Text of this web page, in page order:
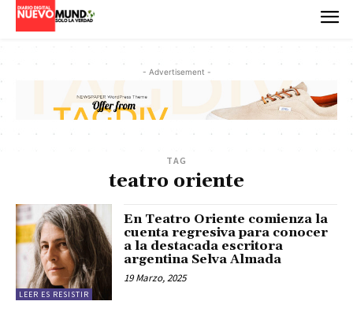
- Advertisement -
TAG
teatro oriente
LEER ES RESISTIR
En Teatro Oriente comienza la
cuenta regresiva para conocer
a la destacada escritora
argentina Selva Almada
19 Marzo, 2025